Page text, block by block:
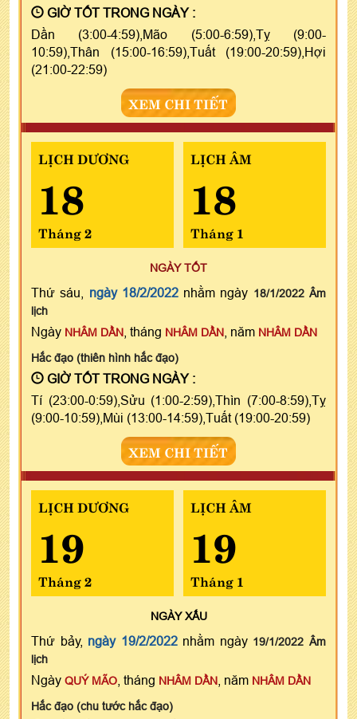
GIỜ TỐT TRONG NGÀY :
Dần (3:00-4:59),Mão (5:00-6:59),Tỵ (9:00-
10:59),Thân (15:00-16:59),Tuất (19:00-20:59),Hợi
(21:00-22:59)
XEM CHI TIẾT
LỊCH DƯƠNG
18
Tháng 2
LỊCH ÂM
18
Tháng 1
NGÀY TỐT
Thứ sáu, ngày 18/2/2022nhằm ngày 18/1/2022 Âm
lịch
Ngày NHÂM DẦN , tháng NHÂM DẦN , năm NHÂM DẦN
Hắc đạo (thiên hình hắc đạo)
GIỜ TỐT TRONG NGÀY :
Tí (23:00-0:59),Sửu (1:00-2:59),Thìn (7:00-8:59),Tỵ
(9:00-10:59),Mùi (13:00-14:59),Tuất (19:00-20:59)
XEM CHI TIẾT
LỊCH DƯƠNG
19
Tháng 2
LỊCH ÂM
19
Tháng 1
NGÀYXẤU
Thứ bảy, ngày 19/2/2022nhằm ngày 19/1/2022 Âm
lịch
Ngày QUÝ MÃO , tháng NHÂM DẦN , năm NHÂM DẦN
Hắc đạo (chu tước hắc đạo)